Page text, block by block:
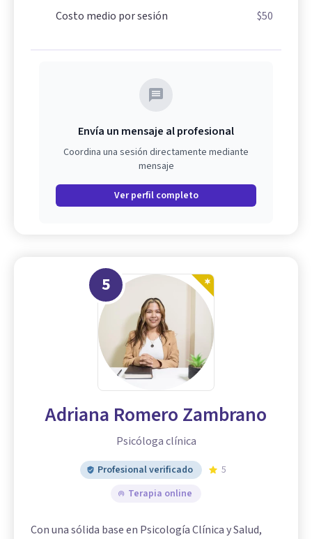
Costo medio por sesión
$50
Envía un mensaje al profesional
Coordina una sesión directamente mediante
mensaje
Ver perfil completo
5
Adriana Romero Zambrano
Psicóloga clínica
Profesional verificado
5
Terapia online
Con una sólida base en Psicología Clínica y Salud,